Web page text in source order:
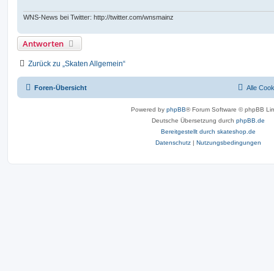
WNS-News bei Twitter: http://twitter.com/wnsmainz
Antworten
Zurück zu „Skaten Allgemein“
Foren-Übersicht Alle
Powered by phpBB® Forum Software © phpBB
Deutsche Übersetzung durch phpBB.de
Bereitgestellt durch skateshop.de
Datenschutz | Nutzungsbedingungen